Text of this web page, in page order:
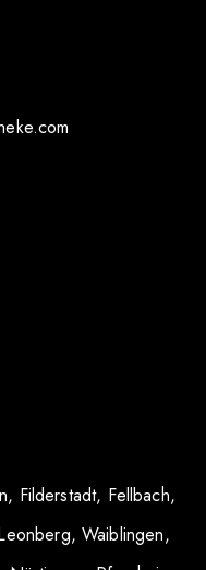
, Filderstadt, Fellbach,
, Waiblingen,